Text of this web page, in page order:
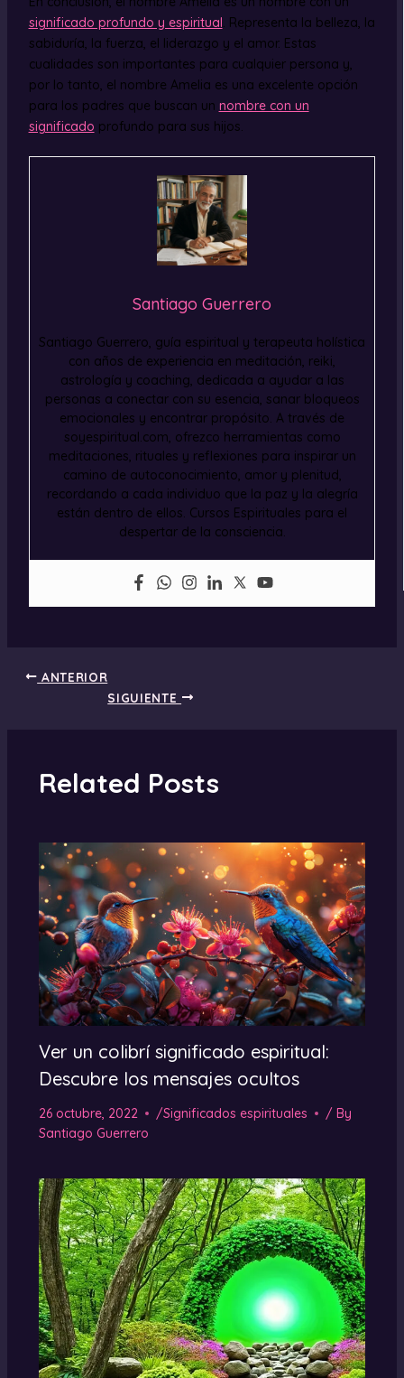
significado profundo y espiritual. Representa la belleza, la
sabiduría, la fuerza, el liderazgo y el amor. Estas
cualidades son importantes para cualquier persona y,
por lo tanto, el nombre Amelia es una excelente opción
para los padres que buscan un nombre con un
significado profundo para sus hijos.
Santiago Guerrero
Santiago Guerrero, guía espiritual y terapeuta holística
con años de experiencia en meditación, reiki,
astrología y coaching, dedicada a ayudar a las
personas a conectar con su esencia, sanar bloqueos
emocionales y encontrar propósito. A través de
soyespiritual.com, ofrezco herramientas como
meditaciones, rituales y reflexiones para inspirar un
camino de autoconocimiento, amor y plenitud,
recordando a cada individuo que la paz y la alegría
están dentro de ellos. Cursos Espirituales para el
despertar de la consciencia.
ANTERIOR
SIGUIENTE
Related Posts
Ver un colibrí significado espiritual:
Descubre los mensajes ocultos
26 octubre, 2022 /Significados espirituales
/ By
Santiago Guerrero